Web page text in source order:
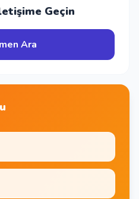
Geçin
Ara